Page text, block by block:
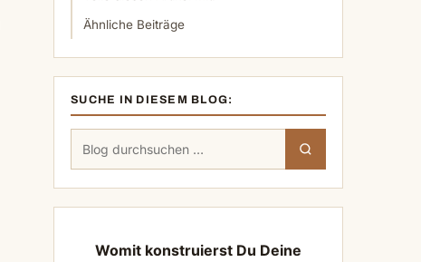
Ähnliche Beiträge
SUCHE IN DIESEM BLOG:
Suchen
Womit konstruierst Du Deine